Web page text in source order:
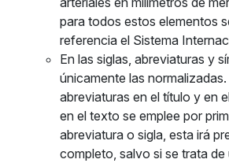
para todos estos elementos
referencia el Sistema
En las siglas, abreviaturas y
únicamente las
abreviaturas en el título y en
en el texto se emplee por
abreviatura o sigla, esta irá
completo, salvo si se trata de